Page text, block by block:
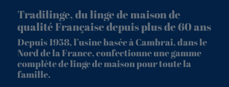
Tradilinge, du linge de maison de
qualité Française depuis plus de 60 ans
Depuis 1958, l’usine basée à Cambrai, dans le
Nord de la France, confectionne une gamme
complète de linge de maison pour toute la
famille.